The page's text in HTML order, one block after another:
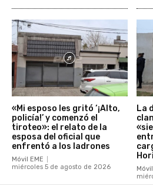
«Mi esposo les gritó ‘¡Alto,
policía!’ y comenzó el
tiroteo»: el relato de la
esposa del oficial que
enfrentó a los ladrones
Móvil EME
miércoles 5 de agosto de 2026
La